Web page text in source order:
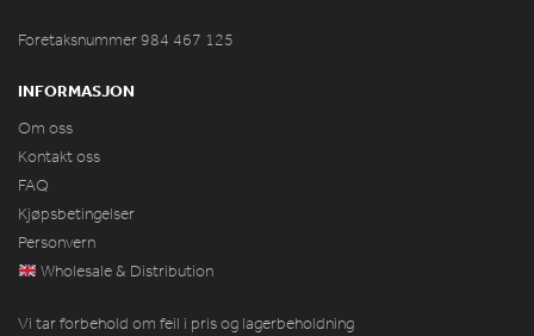
Foretaksnummer 984 467 125
INFORMASJON
Om oss
Kontakt oss
FAQ
Kjøpsbetingelser
Personvern
Wholesale & Distribution
Vi tar forbehold om feil i pris og lagerbeholdning